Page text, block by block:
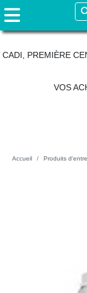
CADI, PREMIÈRE
VOS
Accueil Produits